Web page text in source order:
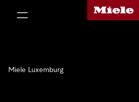
Miele-Homepage
Miele Luxemburg